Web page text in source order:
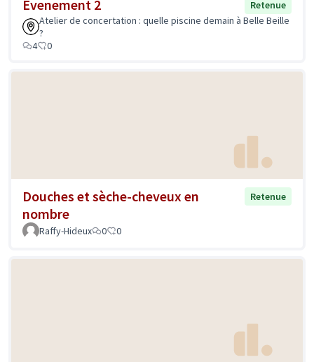
Evenement 2
Retenue
Atelier de concertation : quelle piscine demain à Belle Beille
?
4
0
Douches et sèche-cheveux en
nombre
Retenue
Raffy-Hideux 0 0